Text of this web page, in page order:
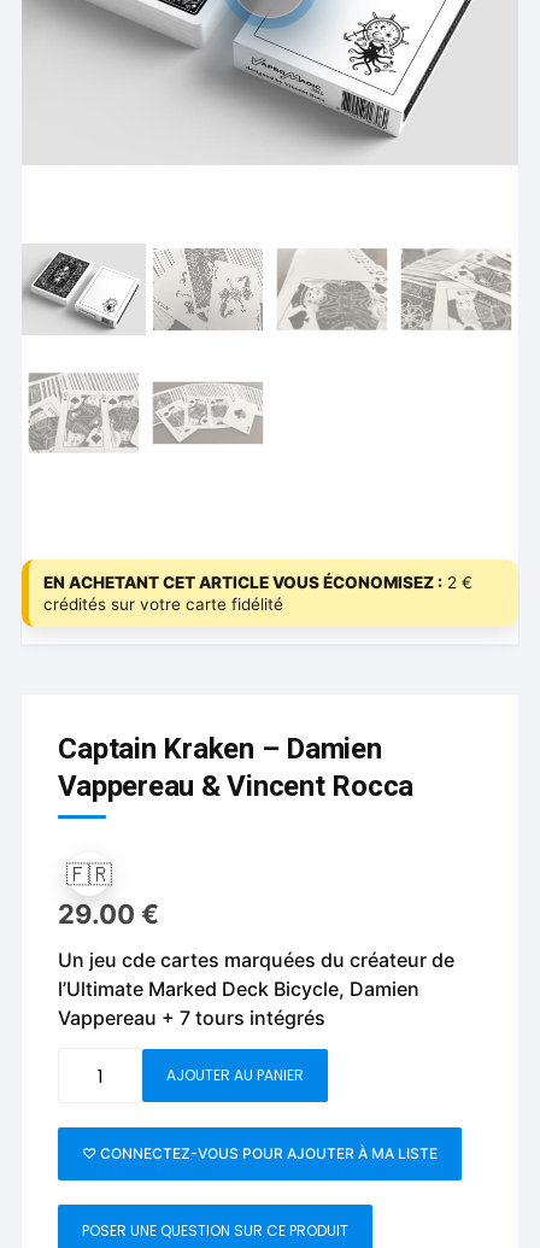
EN ACHETANT CET ARTICLE VOUS ÉCONOMISEZ : 2 €
crédités sur votre carte fidélité
Captain Kraken – Damien
Vappereau & Vincent Rocca
🇫🇷
29.00€
Un jeu cde cartes marquées du créateur de
l’Ultimate Marked Deck Bicycle, Damien
Vappereau + 7 tours intégrés
Kraken
-
Damien
Vappereau
AJOUTER AU PANIER
♡ CONNECTEZ-VOUS POUR AJOUTER À MA LISTE
POSER UNE QUESTION SUR CE PRODUIT